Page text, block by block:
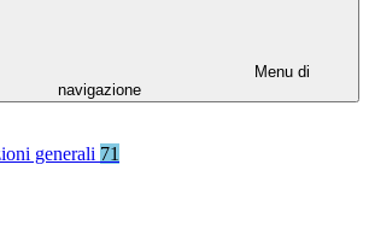
Menu di
navigazione
generali 71